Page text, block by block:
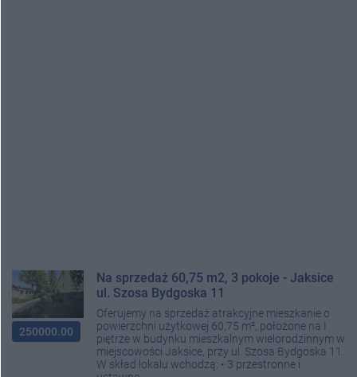
250000.00
Na sprzedaż 60,75 m2, 3 pokoje - Jaksice
ul. Szosa Bydgoska 11
Oferujemy na sprzedaż atrakcyjne mieszkanie o
powierzchni użytkowej 60,75 m², położone na I
piętrze w budynku mieszkalnym wielorodzinnym w
miejscowości Jaksice, przy ul. Szosa Bydgoska 11.
W skład lokalu wchodzą: • 3 przestronne i